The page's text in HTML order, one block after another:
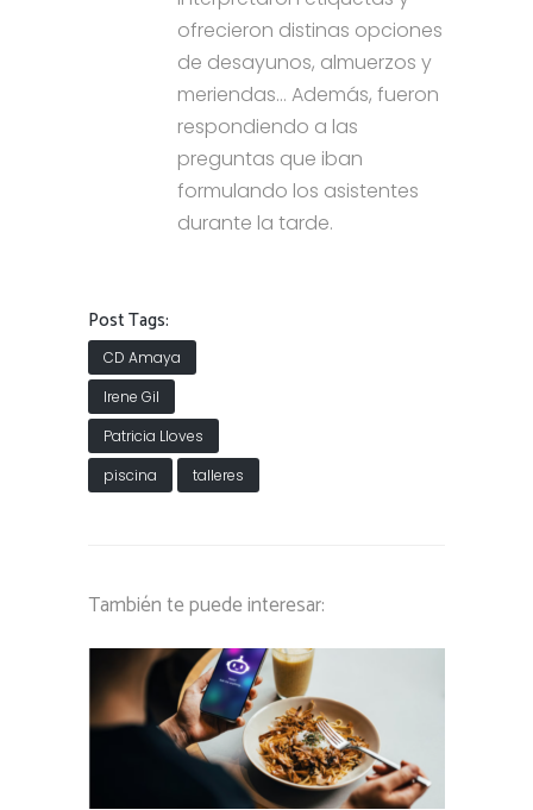
ofrecieron distinas opciones
de desayunos, almuerzos y
meriendas… Además, fueron
respondiendo a las
preguntas que iban
formulando los asistentes
durante la tarde.
Post Tags:
CD Amaya
Irene Gil
Patricia Lloves
piscina
talleres
También te puede interesar: